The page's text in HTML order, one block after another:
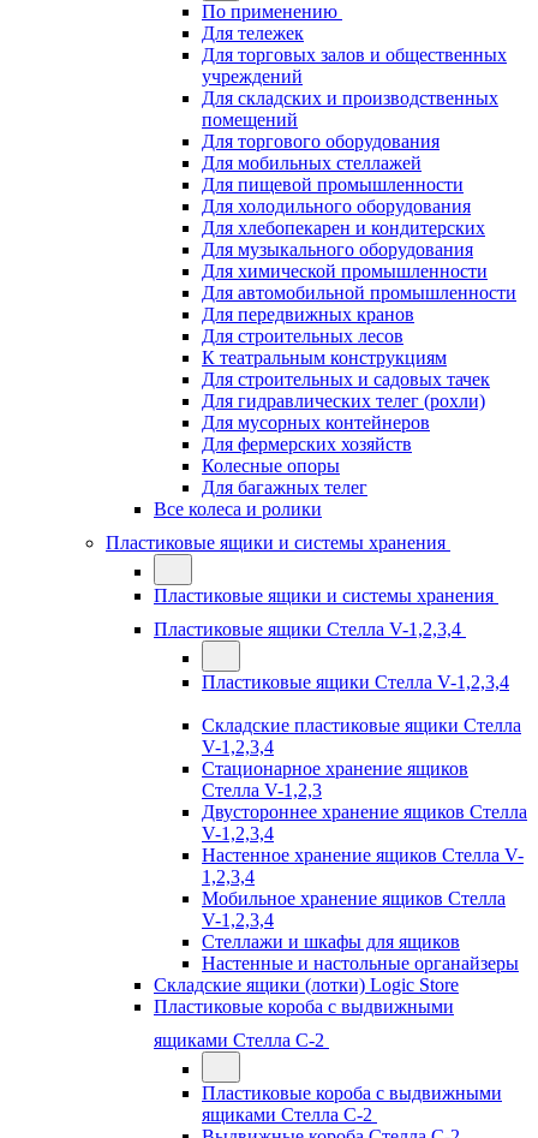
По применению
Для тележек
Для торговых залов и общественных
учреждений
Для складских и производственных
помещений
Для торгового оборудования
Для мобильных стеллажей
Для пищевой промышленности
Для холодильного оборудования
Для хлебопекарен и кондитерских
Для музыкального оборудования
Для химической промышленности
Для автомобильной промышленности
Для передвижных кранов
Для строительных лесов
К театральным конструкциям
Для строительных и садовых тачек
Для гидравлических телег (рохли)
Для мусорных контейнеров
Для фермерских хозяйств
Колесные опоры
Для багажных телег
Все колеса и ролики
Пластиковые ящики и системы хранения
Пластиковые ящики и системы хранения
Пластиковые ящики Стелла V-1,2,3,4
Пластиковые ящики Стелла V-1,2,3,4
Складские пластиковые ящики Стелла
V-1,2,3,4
Стационарное хранение ящиков
Стелла V-1,2,3
Двустороннее хранение ящиков Стелла
V-1,2,3,4
Настенное хранение ящиков Стелла V-
1,2,3,4
Мобильное хранение ящиков Стелла
V-1,2,3,4
Стеллажи и шкафы для ящиков
Настенные и настольные органайзеры
Складские ящики (лотки) Logiс Store
Пластиковые короба с выдвижными
ящиками Стелла С-2
Пластиковые короба с выдвижными
ящиками Стелла С-2